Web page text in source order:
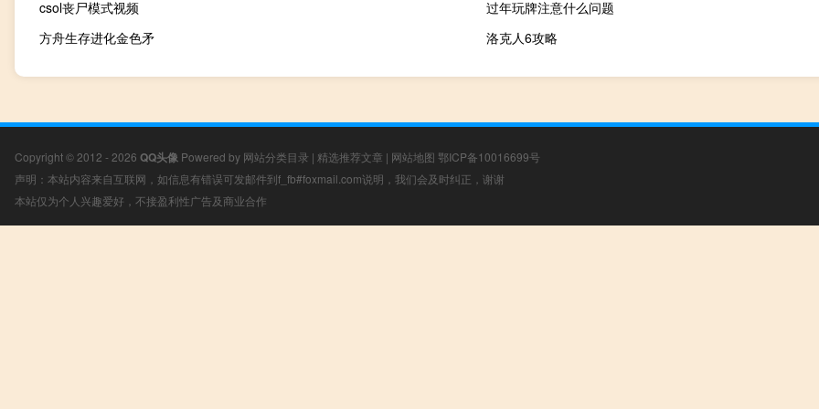
csol丧尸模式视频
过年玩牌注意什么问题
方舟生存进化金色矛
洛克人6攻略
Copyright © 2012 - 2026 QQ头像 Powered by 网站分类目录 | 精选推荐文章 | 网站地图 鄂ICP备10016699号
声明：本站内容来自互联网，如信息有错误可发邮件到f_fb#foxmail.com说明，我们会及时纠正，谢谢
本站仅为个人兴趣爱好，不接盈利性广告及商业合作